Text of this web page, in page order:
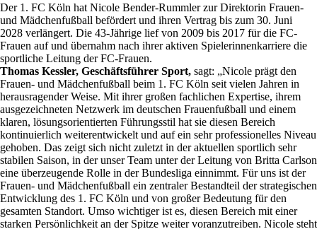
Der 1. FC Köln hat Nicole Bender-Rummler zur Direktorin Frauen-
und Mädchenfußball befördert und ihren Vertrag bis zum 30. Juni
2028 verlängert. Die 43-Jährige lief von 2009 bis 2017 für die FC-
Frauen auf und übernahm nach ihrer aktiven Spielerinnenkarriere die
sportliche Leitung der FC-Frauen.
Thomas Kessler, Geschäftsführer Sport, sagt: „Nicole prägt den
Frauen- und Mädchenfußball beim 1. FC Köln seit vielen Jahren in
herausragender Weise. Mit ihrer großen fachlichen Expertise, ihrem
ausgezeichneten Netzwerk im deutschen Frauenfußball und einem
klaren, lösungsorientierten Führungsstil hat sie diesen Bereich
kontinuierlich weiterentwickelt und auf ein sehr professionelles Niveau
gehoben. Das zeigt sich nicht zuletzt in der aktuellen sportlich sehr
stabilen Saison, in der unser Team unter der Leitung von Britta Carlson
eine überzeugende Rolle in der Bundesliga einnimmt. Für uns ist der
Frauen- und Mädchenfußball ein zentraler Bestandteil der strategischen
Entwicklung des 1. FC Köln und von großer Bedeutung für den
gesamten Standort. Umso wichtiger ist es, diesen Bereich mit einer
starken Persönlichkeit an der Spitze weiter voranzutreiben. Nicole steht